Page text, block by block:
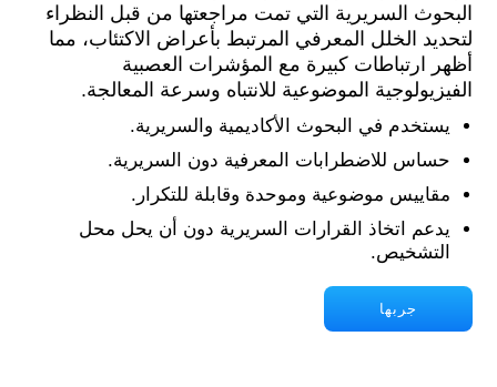
البحوث السريرية التي تمت مراجعتها من قبل النظراء
لتحديد الخلل المعرفي المرتبط بأعراض الاكتئاب، مما
أظهر ارتباطات كبيرة مع المؤشرات العصبية
الفيزيولوجية الموضوعية للانتباه وسرعة المعالجة.
يستخدم في البحوث الأكاديمية والسريرية.
حساس للاضطرابات المعرفية دون السريرية.
مقاييس موضوعية وموحدة وقابلة للتكرار.
يدعم اتخاذ القرارات السريرية دون أن يحل محل
التشخيص.
جربها